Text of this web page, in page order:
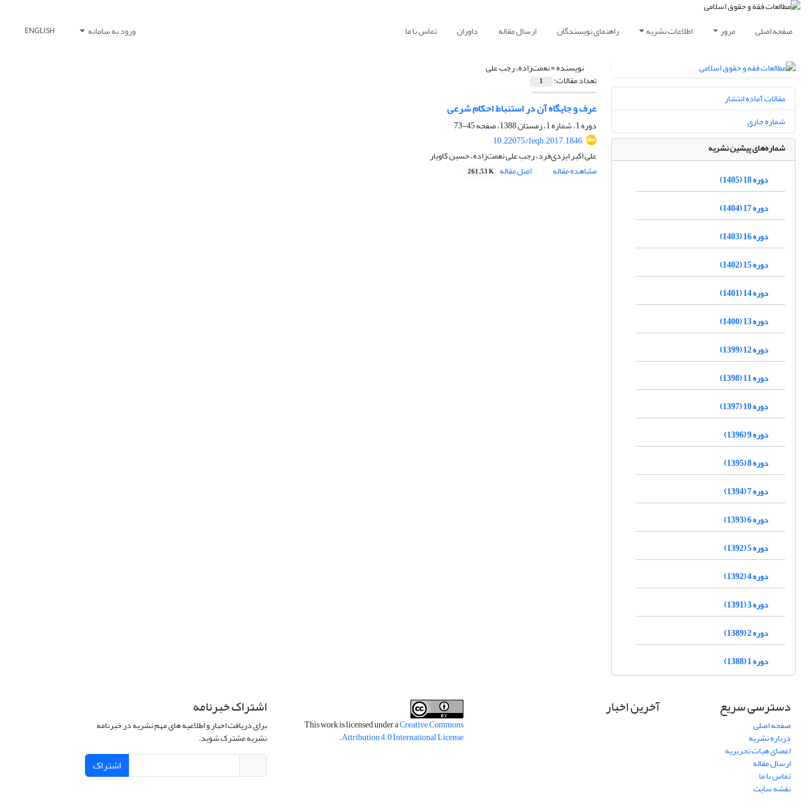
صفحه اصلی مرور اطلاعات نشریه راهنمای نویسندگان ارسال مقاله داوران تماس با ما ورود به سامانه ENGLISH
نویسنده =نعمت‌زاده، رجب علی
تعداد مقالات: 1
عرف و جایگاه آن در استنباط احکام شرعی
دوره 1، شماره 1، زمستان 1388، صفحه
45-73
10.22075/feqh.2017.1846
علی اکبر ایزدی‌فرد، رجب علی نعمت‌زاده، حسین کاویار
مشاهده مقاله
اصل مقاله 261.53 K
مقالات آماده انتشار
شماره جاری
شماره‌های پیشین نشریه
دوره 18 (1405)
دوره 17 (1404)
دوره 16 (1403)
دوره 15 (1402)
دوره 14 (1401)
دوره 13 (1400)
دوره 12 (1399)
دوره 11 (1398)
دوره 10 (1397)
دوره 9 (1396)
دوره 8 (1395)
دوره 7 (1394)
دوره 6 (1393)
دوره 5 (1392)
دوره 4 (1392)
دوره 3 (1391)
دوره 2 (1389)
دوره 1 (1388)
دسترسی سریع
صفحه اصلی
درباره نشریه
اعضای هیات تحریریه
ارسال مقاله
تماس با ما
نقشه سایت
آخرین اخبار
This work is licensed under aCreative Commons
Attribution 4.0 International License
.
اشتراک خبرنامه
برای دریافت اخبار و اطلاعیه های مهم نشریه در خبرنامه
نشریه مشترک شوید.
اشتراک